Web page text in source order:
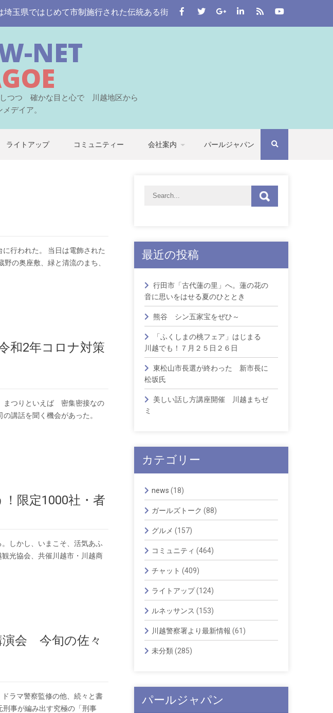
はじめて市制施行された伝統ある街。 この川越をはじめとする七つの自治体から埼玉
NET
しつつ 確かな目と心で 川越地区から
デイア。
ライトアップ コミュニティー 会社案内 パールジャパン
行われた。 当日は電飾された
の奥座敷、緑と清流のまち、
和2年コロナ対策
まつりといえば 密集密接なの
講話を聞く機会があった。
限定1000社・者
しかし、いまこそ、活気あふ
光協会、共催川越市・川越商
会 今旬の佐々
ラマ警察監修の他、続々と書
事が編み出す究極の「刑事
最近の投稿
行田市「古代蓮の里」へ。蓮の花の
音に思いをはせる夏のひととき
熊谷 シン五家宝をぜひ～
「ふくしまの桃フェア」はじまる
川越でも！７月２５日２６日
東松山市長選が終わった 新市長に
松坂氏
美しい話し方講座開催 川越まちゼ
ミ
カテゴリー
news (18)
ガールズトーク (88)
グルメ (157)
コミュニティ (464)
チャット (409)
ライトアップ(124)
ルネッサンス (153)
川越警察署より最新情報 (61)
未分類(285)
パールジャパン